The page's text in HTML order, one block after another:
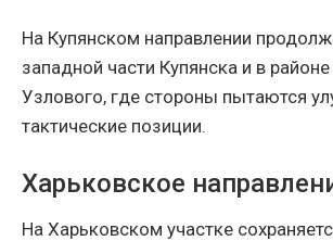
На Купянском направлении
западной части Купянска и в
Узлового, где стороны пытаются
тактические позиции.
Харьковское
На Харьковском участке